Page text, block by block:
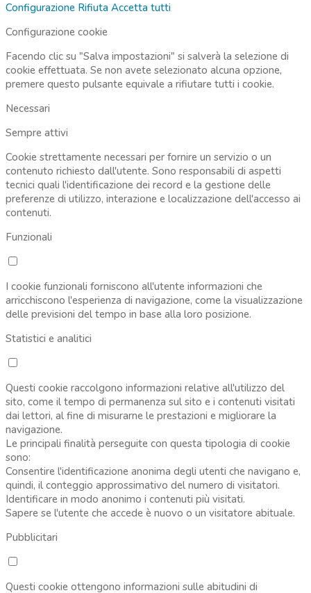
Configurazione Rifiuta Accetta tutti
Configurazione cookie
Facendo clic su "Salva impostazioni" si salverà la selezione di
cookie effettuata. Se non avete selezionato alcuna opzione,
premere questo pulsante equivale a rifiutare tutti i cookie.
Necessari
Sempre attivi
Cookie strettamente necessari per fornire un servizio o un
contenuto richiesto dall'utente. Sono responsabili di aspetti
tecnici quali l'identificazione dei record e la gestione delle
preferenze di utilizzo, interazione e localizzazione dell'accesso ai
contenuti.
Funzionali
I cookie funzionali forniscono all'utente informazioni che
arricchiscono l'esperienza di navigazione, come la visualizzazione
delle previsioni del tempo in base alla loro posizione.
Statistici e analitici
Questi cookie raccolgono informazioni relative all'utilizzo del
sito, come il tempo di permanenza sul sito e i contenuti visitati
dai lettori, al fine di misurarne le prestazioni e migliorare la
navigazione.
Le principali finalità perseguite con questa tipologia di cookie
sono:
Consentire l'identificazione anonima degli utenti che navigano e,
quindi, il conteggio approssimativo del numero di visitatori.
Identificare in modo anonimo i contenuti più visitati.
Sapere se l'utente che accede è nuovo o un visitatore abituale.
Pubblicitari
Questi cookie ottengono informazioni sulle abitudini di